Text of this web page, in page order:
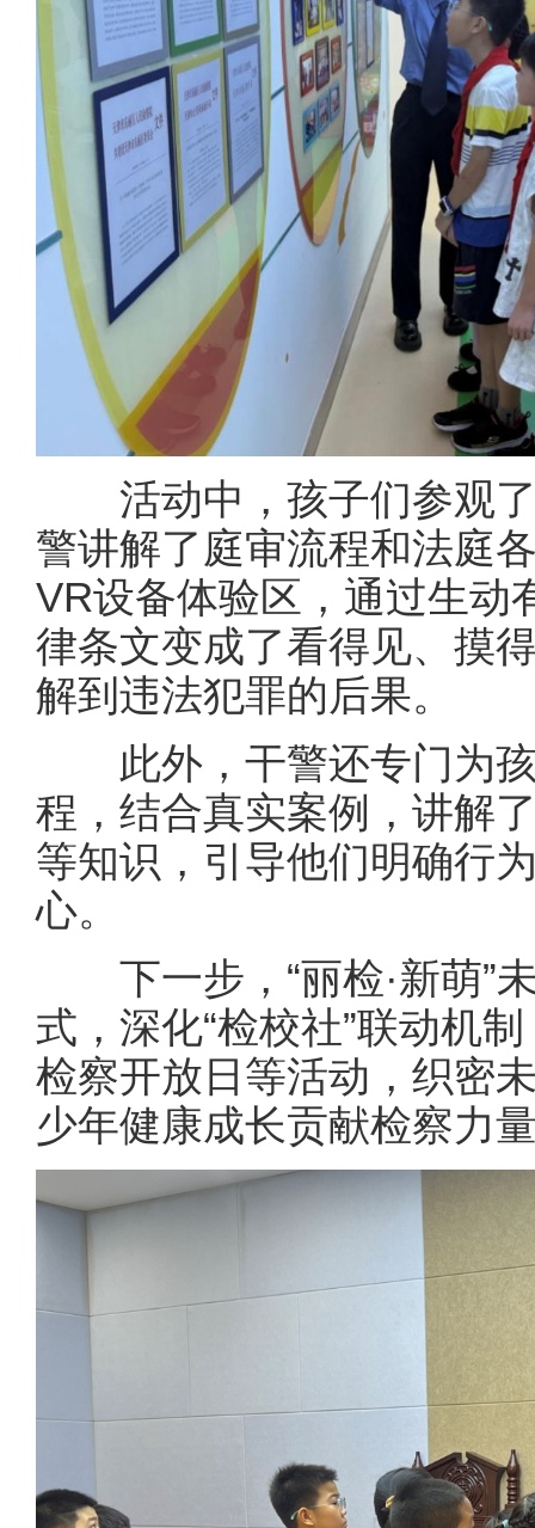
活动中，孩子们参观了
警讲解了庭审流程和法庭
VR设备体验区，通过生动
律条文变成了看得见、摸
解到违法犯罪的后果。
此外，干警还专门为孩
程，结合真实案例，讲解
等知识，引导他们明确行
心。
下一步，“丽检·新萌”
式，深化“检校社”联动机
检察开放日等活动，织密
少年健康成长贡献检察力